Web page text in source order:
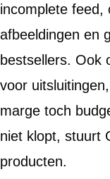
incomplete feed,
afbeeldingen en
bestsellers. Ook
voor
marge toch
niet klopt, stuurt
producten.